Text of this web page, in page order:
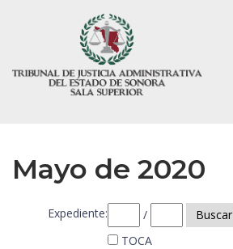
Mayo de 2020
Expediente: / Buscar
TOCA